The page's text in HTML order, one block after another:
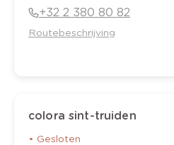
+32 2 380 80 82
Routebeschrijving
colora sint-truiden
• Gesloten